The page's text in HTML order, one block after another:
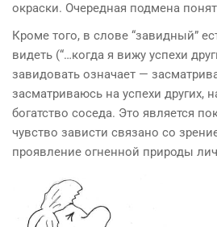
окраски. Очередная подмена
Кроме того, в слове “завидный”
видеть (“…когда я вижу успехи
завидовать означает —
засматриваюсь на успехи других,
богатство соседа. Это является
чувство зависти связано со
проявление огненной природы